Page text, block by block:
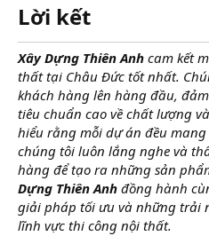
Lời kết
Xây Dựng Thiên Anh cam kết
thất tại Châu Đức tốt nhất.
khách hàng lên hàng đầu,
tiêu chuẩn cao về chất lượng
hiểu rằng mỗi dự án đều
chúng tôi luôn lắng nghe và
hàng để tạo ra những sản
Dựng Thiên Anh đồng hành
giải pháp tối ưu và những trải
lĩnh vực thi công nội thất.